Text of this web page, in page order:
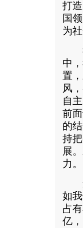
打
国
为
我
中
置
风
自
前
的
持
展
力。
这
如
占
亿